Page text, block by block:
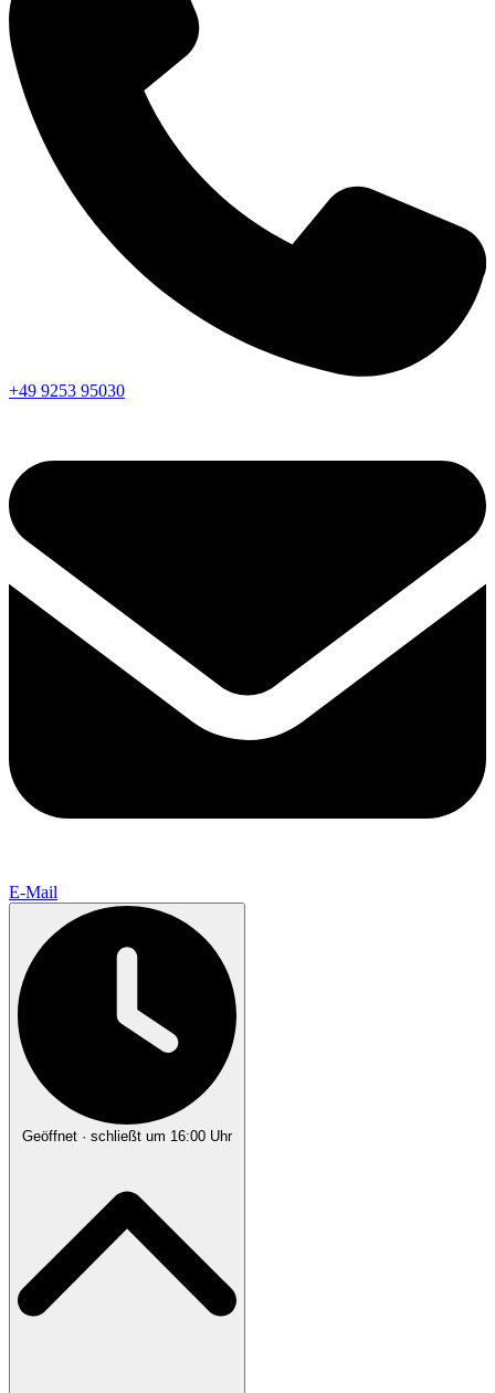
+49 9253 95030
E-Mail
Geöffnet · schließt um 16:00 Uhr